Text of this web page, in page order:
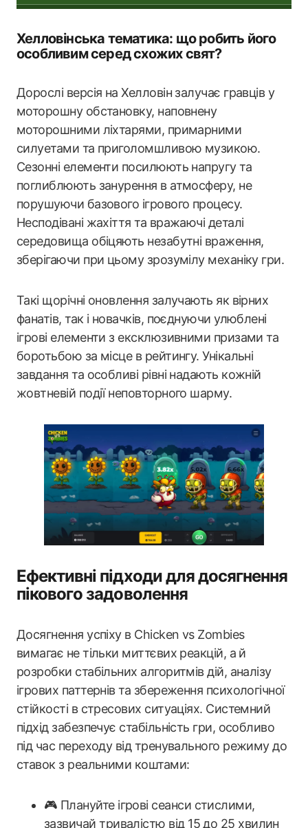
Хелловінська тематика: що робить його
особливим серед схожих свят?
Дорослі версія на Хелловін залучає гравців у
моторошну обстановку, наповнену
моторошними ліхтарями, примарними
силуетами та приголомшливою музикою.
Сезонні елементи посилюють напругу та
поглиблюють занурення в атмосферу, не
порушуючи базового ігрового процесу.
Несподівані жахіття та вражаючі деталі
середовища обіцяють незабутні враження,
зберігаючи при цьому зрозумілу механіку гри.
Такі щорічні оновлення залучають як вірних
фанатів, так і новачків, поєднуючи улюблені
ігрові елементи з ексклюзивними призами та
боротьбою за місце в рейтингу. Унікальні
завдання та особливі рівні надають кожній
жовтневій події неповторного шарму.
Ефективні підходи для досягнення
пікового задоволення
Досягнення успіху в Chicken vs Zombies
вимагає не тільки миттєвих реакцій, а й
розробки стабільних алгоритмів дій, аналізу
ігрових паттернів та збереження психологічної
стійкості в стресових ситуаціях. Системний
підхід забезпечує стабільність гри, особливо
під час переходу від тренувального режиму до
ставок з реальними коштами:
🎮 Плануйте ігрові сеанси стислими,
зазвичай тривалістю від 15 до 25 хвилин